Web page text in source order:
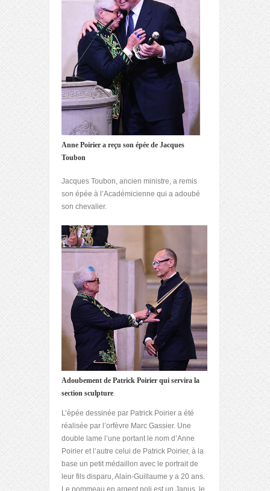
Anne Poirier a reçu son épée de Jacques
Toubon
Jacques Toubon, ancien ministre, a remis
son épée à l’Académicienne qui a adoubé
son chevalier.
Adoubement de Patrick Poirier qui servira la
section sculpture.
L’épée dessinée par Patrick Poirier a été
réalisée par l’orfèvre Marc Gassier. Une
double lame l’une portant le nom d’Anne
Poirier et l’autre celui de Patrick Poirier, à la
base un petit médaillon avec le portrait de
leur fils disparu, Alain-Guillaume y a 20 ans.
Le pommeau en argent poli est un Janus, le